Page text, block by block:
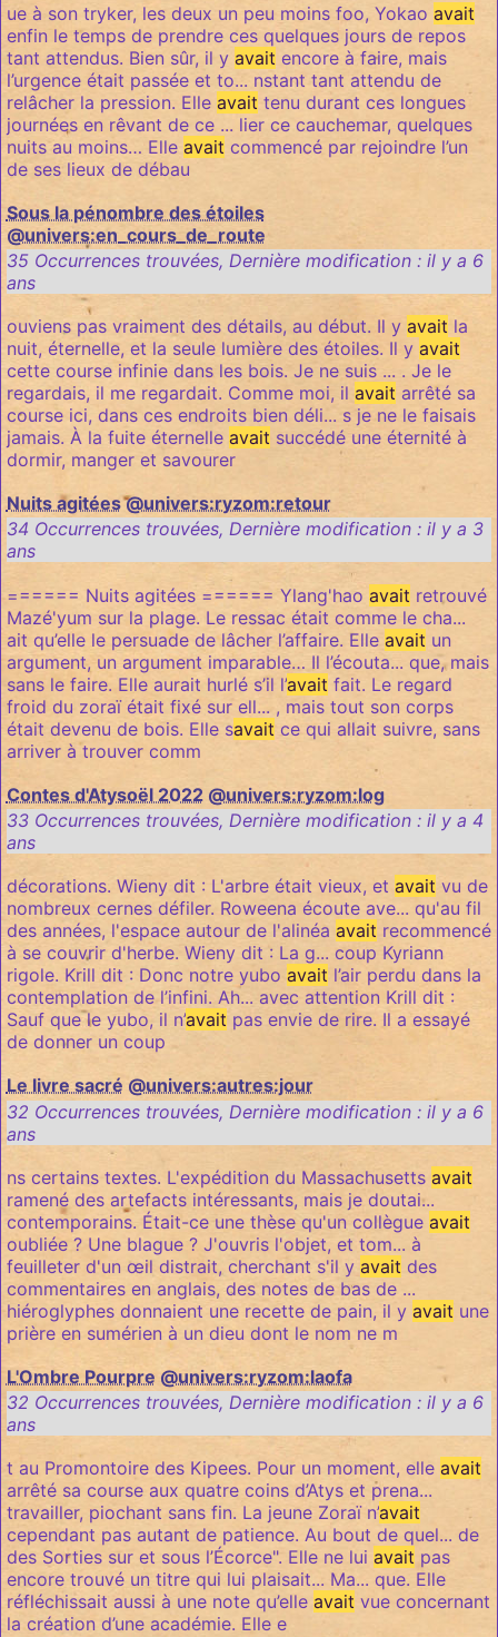
ue à son tryker, les deux un peu moins foo, Yokao avait
enfin le temps de prendre ces quelques jours de repos
tant attendus. Bien sûr, il y avait encore à faire, mais
l’urgence était passée et to... nstant tant attendu de
relâcher la pression. Elle avait tenu durant ces longues
journées en rêvant de ce ... lier ce cauchemar, quelques
nuits au moins… Elle avait commencé par rejoindre l’un
de ses lieux de débau
Sous la pénombre des étoiles
@univers:en_cours_de_route
35 Occurrences trouvées, Dernière modification : il y a 6
ans
ouviens pas vraiment des détails, au début. Il y avait la
nuit, éternelle, et la seule lumière des étoiles. Il y avait
cette course infinie dans les bois. Je ne suis ... . Je le
regardais, il me regardait. Comme moi, il avait arrêté sa
course ici, dans ces endroits bien déli... s je ne le faisais
jamais. À la fuite éternelle avait succédé une éternité à
dormir, manger et savourer
Nuits agitées @univers:ryzom:retour
34 Occurrences trouvées, Dernière modification : il y a 3
ans
====== Nuits agitées ====== Ylang'hao avait retrouvé
Mazé'yum sur la plage. Le ressac était comme le cha...
ait qu’elle le persuade de lâcher l’affaire. Elle avait un
argument, un argument imparable… Il l’écouta... que, mais
sans le faire. Elle aurait hurlé s’il l’avait fait. Le regard
froid du zoraï était fixé sur ell... , mais tout son corps
était devenu de bois. Elle savait ce qui allait suivre, sans
arriver à trouver comm
Contes d'Atysoël 2022 @univers:ryzom:log
33 Occurrences trouvées, Dernière modification : il y a 4
ans
décorations. Wieny dit : L'arbre était vieux, et avait vu de
nombreux cernes défiler. Roweena écoute ave... qu'au fil
des années, l'espace autour de l'alinéa avait recommencé
à se couvrir d'herbe. Wieny dit : La g... coup Kyriann
rigole. Krill dit : Donc notre yubo avait l’air perdu dans la
contemplation de l’infini. Ah... avec attention Krill dit :
Sauf que le yubo, il n’avait pas envie de rire. Il a essayé
de donner un coup
Le livre sacré @univers:autres:jour
32 Occurrences trouvées, Dernière modification : il y a 6
ans
ns certains textes. L'expédition du Massachusetts avait
ramené des artefacts intéressants, mais je doutai...
contemporains. Était-ce une thèse qu'un collègue avait
oubliée ? Une blague ? J'ouvris l'objet, et tom... à
feuilleter d'un œil distrait, cherchant s'il y avait des
commentaires en anglais, des notes de bas de ...
hiéroglyphes donnaient une recette de pain, il y avait une
prière en sumérien à un dieu dont le nom ne m
L'Ombre Pourpre @univers:ryzom:laofa
32 Occurrences trouvées, Dernière modification : il y a 6
ans
t au Promontoire des Kipees. Pour un moment, elle avait
arrêté sa course aux quatre coins d’Atys et prena...
travailler, piochant sans fin. La jeune Zoraï n’avait
cependant pas autant de patience. Au bout de quel... de
des Sorties sur et sous l’Écorce". Elle ne lui avait pas
encore trouvé un titre qui lui plaisait... Ma... que. Elle
réfléchissait aussi à une note qu’elle avait vue concernant
la création d’une académie. Elle e